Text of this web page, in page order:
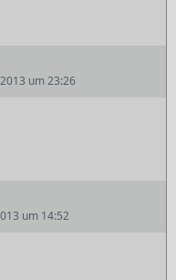
um 23:26
um 14:52